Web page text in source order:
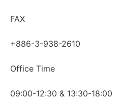
FAX
+886-3-938-2610
Office Time
09:00-12:30 & 13:30-18:00